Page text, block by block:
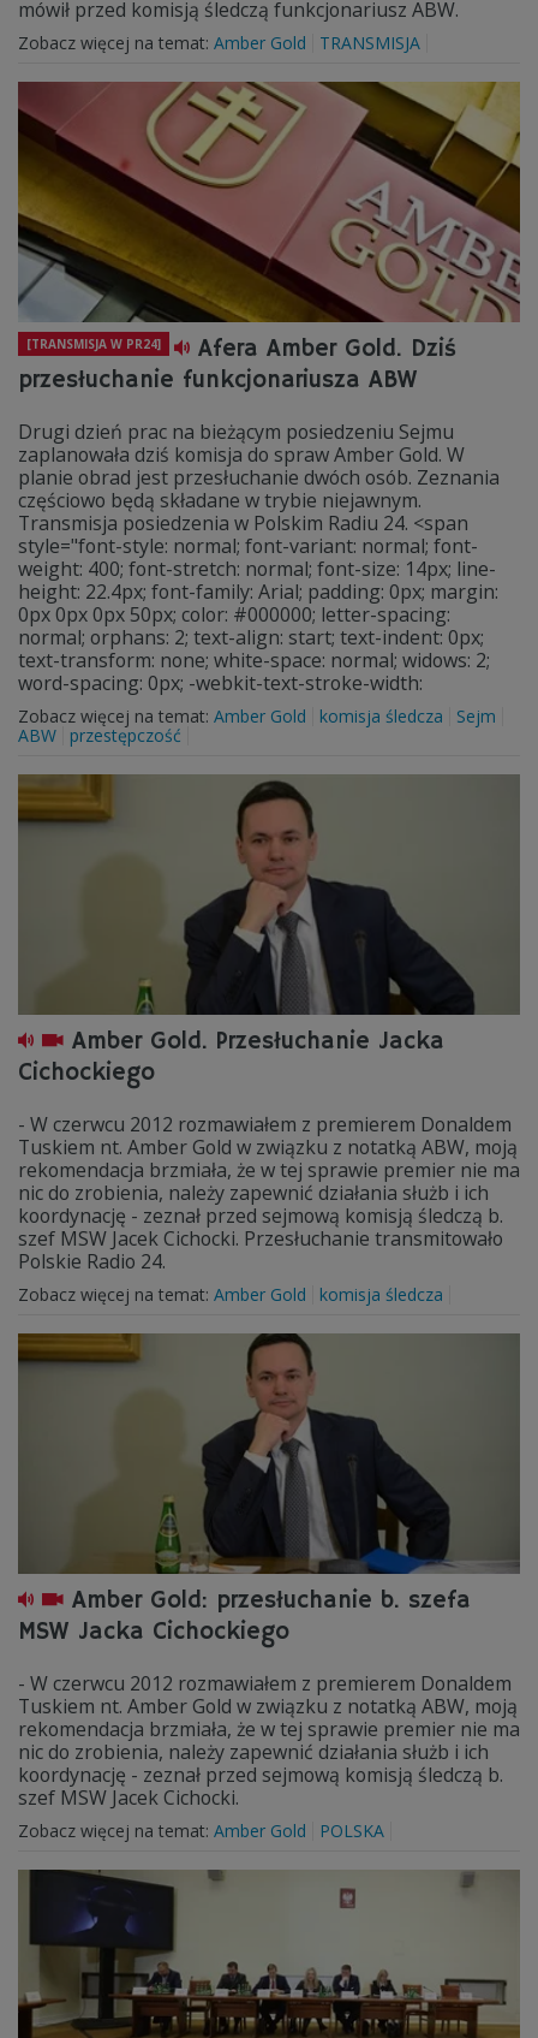
mówił przed komisją śledczą funkcjonariusz ABW.
Zobacz więcej na temat: Amber Gold TRANSMISJA
[TRANSMISJA W PR24]
Afera Amber Gold. Dziś
przesłuchanie funkcjonariusza ABW
Drugi dzień prac na bieżącym posiedzeniu Sejmu
zaplanowała dziś komisja do spraw Amber Gold. W
planie obrad jest przesłuchanie dwóch osób. Zeznania
częściowo będą składane w trybie niejawnym.
Transmisja posiedzenia w Polskim Radiu 24. <span
style="font-style: normal; font-variant: normal; font-
weight: 400; font-stretch: normal; font-size: 14px; line-
height: 22.4px; font-family: Arial; padding: 0px; margin:
0px 0px 0px 50px; color: #000000; letter-spacing:
normal; orphans: 2; text-align: start; text-indent: 0px;
text-transform: none; white-space: normal; widows: 2;
word-spacing: 0px; -webkit-text-stroke-width:
Zobacz więcej na temat: Amber Gold komisja śledcza
Sejm
ABW
przestępczość
Amber Gold. Przesłuchanie Jacka
Cichockiego
- W czerwcu 2012 rozmawiałem z premierem Donaldem
Tuskiem nt. Amber Gold w związku z notatką ABW, moją
rekomendacja brzmiała, że w tej sprawie premier nie ma
nic do zrobienia, należy zapewnić działania służb i ich
koordynację - zeznał przed sejmową komisją śledczą b.
szef MSW Jacek Cichocki. Przesłuchanie transmitowało
Polskie Radio 24.
Zobacz więcej na temat: Amber Gold komisja śledcza
Amber Gold: przesłuchanie b. szefa
MSW Jacka Cichockiego
- W czerwcu 2012 rozmawiałem z premierem Donaldem
Tuskiem nt. Amber Gold w związku z notatką ABW, moją
rekomendacja brzmiała, że w tej sprawie premier nie ma
nic do zrobienia, należy zapewnić działania służb i ich
koordynację - zeznał przed sejmową komisją śledczą b.
szef MSW Jacek Cichocki.
Zobacz więcej na temat: Amber Gold POLSKA